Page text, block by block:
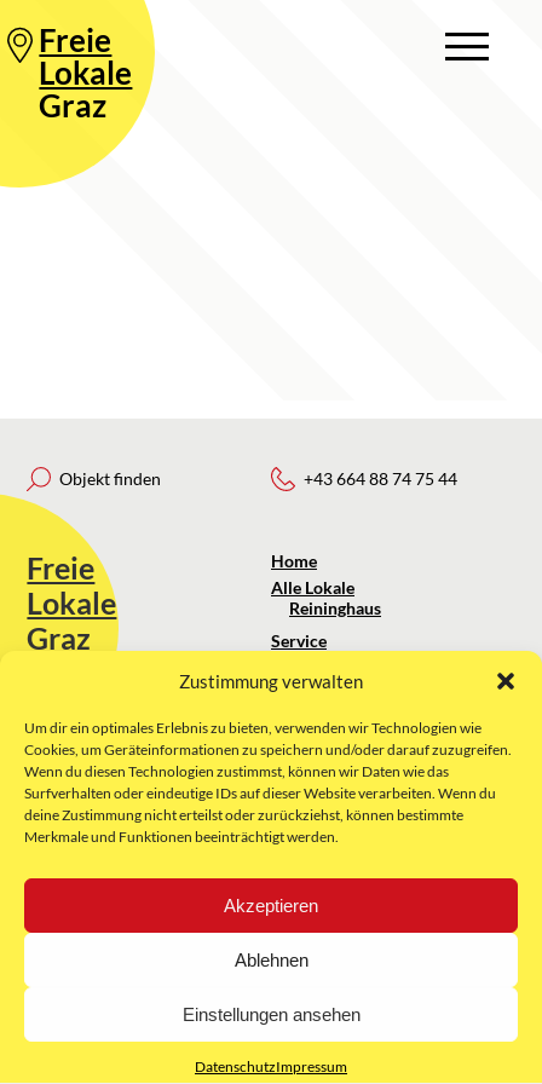
Zustimmung verwalten
Um dir ein optimales Erlebnis zu bieten, verwenden wir Technologien wie
Cookies, um Geräteinformationen zu speichern und/oder darauf zuzugreifen.
Wenn du diesen Technologien zustimmst, können wir Daten wie das
Surfverhalten oder eindeutige IDs auf dieser Website verarbeiten. Wenn du
deine Zustimmung nicht erteilst oder zurückziehst, können bestimmte
Merkmale und Funktionen beeinträchtigt werden.
Akzeptieren
Ablehnen
Einstellungen ansehen
DatenschutzImpressum
Freie
Lokale
Graz
Objekt finden
Freie
Lokale
Graz
Sie erreichen uns unter:
kontakt@freielokale-graz.at
Website by Rubikon Werbeagentur
GmbH
+43 664 88 74 75 44
Home
Alle Lokale
Reininghaus
Service
Über uns
Impressum
AGB
Datenschutz
E-Mail